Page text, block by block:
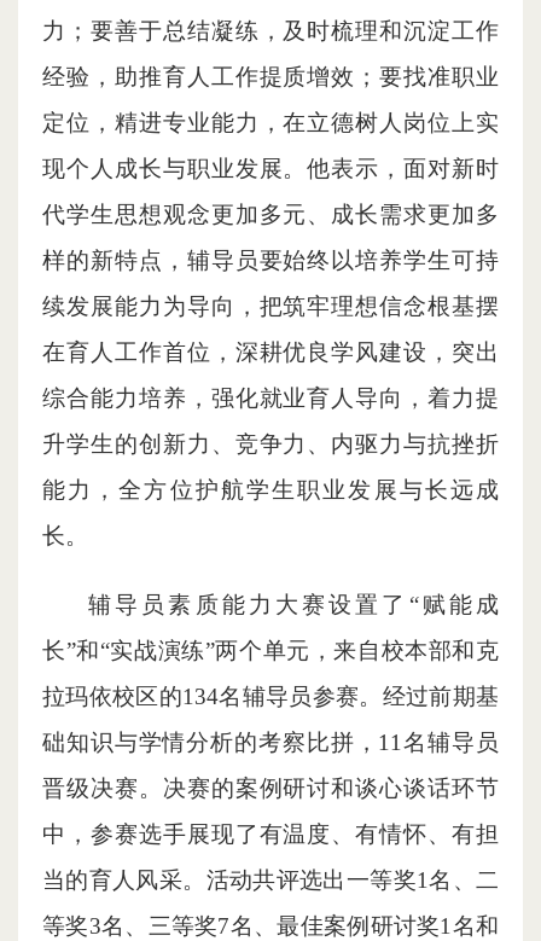
力；要善于总结凝练，及时梳理和沉淀工作
经验，助推育人工作提质增效；要找准职业
定位，精进专业能力，在立德树人岗位上实
现个人成长与职业发展。他表示，面对新时
代学生思想观念更加多元、成长需求更加多
样的新特点，辅导员要始终以培养学生可持
续发展能力为导向，把筑牢理想信念根基摆
在育人工作首位，深耕优良学风建设，突出
综合能力培养，强化就业育人导向，着力提
升学生的创新力、竞争力、内驱力与抗挫折
能力，全方位护航学生职业发展与长远成
长。
辅导员素质能力大赛设置了“赋能成
长”和“实战演练”两个单元，来自校本部和克
拉玛依校区的134名辅导员参赛。经过前期基
础知识与学情分析的考察比拼，11名辅导员
晋级决赛。决赛的案例研讨和谈心谈话环节
中，参赛选手展现了有温度、有情怀、有担
当的育人风采。活动共评选出一等奖1名、二
等奖3名、三等奖7名、最佳案例研讨奖1名和